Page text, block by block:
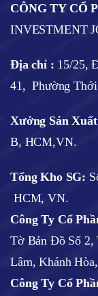
CÔNG TY CỔ
INVESTMENT
Địa chỉ : 15/25,
41, Phường
Xưởng Sản Xuất
B, HCM,VN.
Tổng Kho SG:
HCM, VN.
Công Ty Cổ
Tờ Bản Đồ Số 2,
Lâm, Khánh
Công Ty Cổ